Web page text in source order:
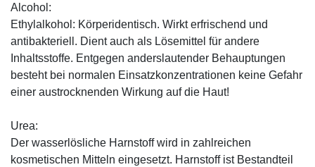
Alcohol:
Ethylalkohol: Körperidentisch. Wirkt erfrischend und
antibakteriell. Dient auch als Lösemittel für andere
Inhaltsstoffe. Entgegen anderslautender Behauptungen
besteht bei normalen Einsatzkonzentrationen keine Gefahr
einer austrocknenden Wirkung auf die Haut!
Urea:
Der wasserlösliche Harnstoff wird in zahlreichen
kosmetischen Mitteln eingesetzt. Harnstoff ist Bestandteil